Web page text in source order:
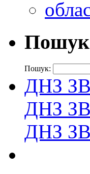
Пошук
Пошук:
ДНЗ
ДНЗ
ДНЗ